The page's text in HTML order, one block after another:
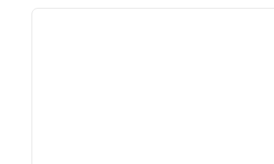
第 1 頁，共 12 頁